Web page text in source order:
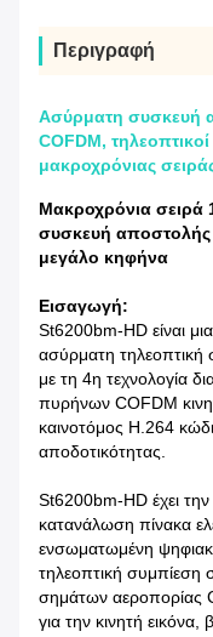
Περιγραφή
Ασύρματη συσκευή
COFDM,
μακροχρόνιας
Μακροχρόνια σειρά
συσκευή αποστολής
μεγάλο κηφήνα
Εισαγωγή:
St6200bm-HD είναι
ασύρματη
με τη 4η τεχνολογία
πυρήνων COFDM
καινοτόμος H.264
αποδοτικότητας.
St6200bm-HD έχει
κατανάλωση πίνακα
ενσωματωμένη
τηλεοπτική
σημάτων αεροπορίας
για την κινητή εικόνα,